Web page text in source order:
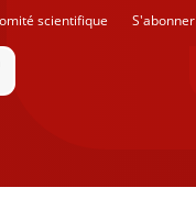
scientifique S'abonner